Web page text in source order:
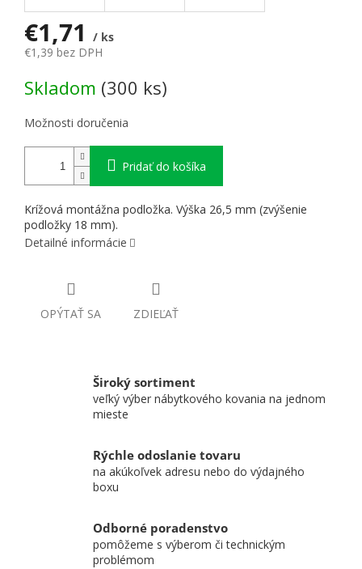
€1,71
/ ks
€1,39 bez DPH
Skladom (300 ks)
Možnosti doručenia
Pridať do košíka
Krížová montážna podložka. Výška 26,5 mm (zvýšenie
podložky 18 mm).
Detailné informácie
OPÝTAŤ SA ZDIEĽAŤ
Široký sortiment
veľký výber nábytkového kovania na jednom
mieste
Rýchle odoslanie tovaru
na akúkoľvek adresu nebo do výdajného
boxu
Odborné poradenstvo
pomôžeme s výberom či technickým
problémom